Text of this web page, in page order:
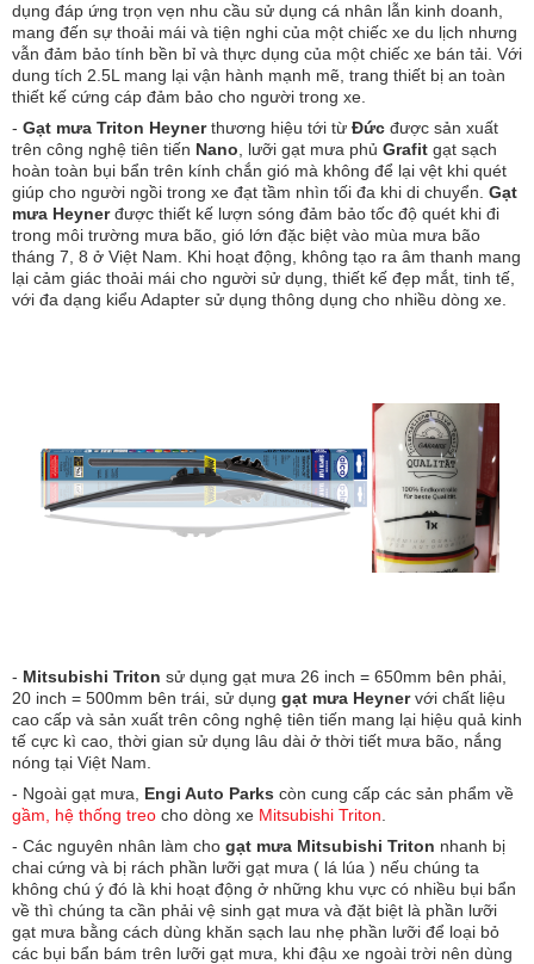
dụng đáp ứng trọn vẹn nhu cầu sử dụng cá nhân lẫn kinh doanh,
mang đến sự thoải mái và tiện nghi của một chiếc xe du lịch nhưng
vẫn đảm bảo tính bền bỉ và thực dụng của một chiếc xe bán tải. Với
dung tích 2.5L mang lại vận hành mạnh mẽ, trang thiết bị an toàn
thiết kế cứng cáp đảm bảo cho người trong xe.
- Gạt mưa Triton Heynerthương hiệu tới từ Đức được sản xuất
trên công nghệ tiên tiến Nano , lưỡi gạt mưa phủ Grafit gạt sạch
hoàn toàn bụi bẩn trên kính chắn gió mà không để lại vệt khi quét
giúp cho người ngồi trong xe đạt tầm nhìn tối đa khi di chuyển. Gạt
mưa Heynerđược thiết kế lượn sóng đảm bảo tốc độ quét khi đi
trong môi trường mưa bão, gió lớn đặc biệt vào mùa mưa bão
tháng 7, 8 ở Việt Nam. Khi hoạt động, không tạo ra âm thanh mang
lại cảm giác thoải mái cho người sử dụng, thiết kế đẹp mắt, tinh tế,
với đa dạng kiểu Adapter sử dụng thông dụng cho nhiều dòng xe.
- Mitsubishi Triton sử dụng gạt mưa 26 inch = 650mm bên phải,
20 inch = 500mm bên trái, sử dụng gạt mưa Heynervới chất liệu
cao cấp và sản xuất trên công nghệ tiên tiến mang lại hiệu quả kinh
tế cực kì cao, thời gian sử dụng lâu dài ở thời tiết mưa bão, nắng
nóng tại Việt Nam.
- Ngoài gạt mưa, Engi Auto Parks còn cung cấp các sản phẩm về
gầm, hệ thống treo cho dòng xe Mitsubishi Triton
- Các nguyên nhân làm cho gạt mưa Mitsubishi Triton nhanh bị
chai cứng và bị rách phần lưỡi gạt mưa ( lá lúa ) nếu chúng ta
không chú ý đó là khi hoạt động ở những khu vực có nhiều bụi bẩn
về thì chúng ta cần phải vệ sinh gạt mưa và đặt biệt là phần lưỡi
gạt mưa bằng cách dùng khăn sạch lau nhẹ phần lưỡi để loại bỏ
các bụi bẩn bám trên lưỡi gạt mưa, khi đậu xe ngoài trời nên dùng